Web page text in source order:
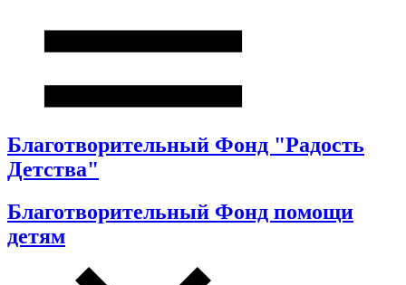
Благотворительный Фонд "Радость
Детства"
Благотворительный Фонд помощи
детям